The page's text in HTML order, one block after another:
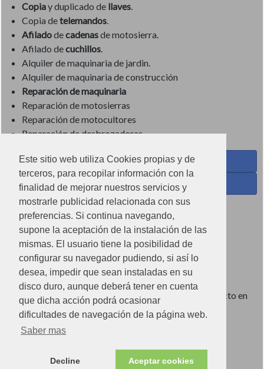
Este sitio web utiliza Cookies propias y de
terceros, para recopilar información con la
finalidad de mejorar nuestros servicios y
mostrarle publicidad relacionada con sus
preferencias. Si continua navegando,
supone la aceptación de la instalación de las
mismas. El usuario tiene la posibilidad de
configurar su navegador pudiendo, si así lo
desea, impedir que sean instaladas en su
disco duro, aunque deberá tener en cuenta
que dicha acción podrá ocasionar
dificultades de navegación de la página web.
Saber mas
Decline Aceptar cookies
Copiay duplicado de llaves.
Copia detelemandos.
Afiladodecadenasde motosierra.
Afilado decuchillos.
Alquiler de maquinaria de jardin.
Alquiler de maquinaria de construcción
Reparación de maquinaria
Reparación de motosierras
Reparación de motocultores
Reparación de desbrozadoras
Coses de Cuina - Menaje y hogar en Facebook
Ferreteria Torrandell en Facebook
Coses de Cuina en Instagram
Condiciones de uso
Poítica de redes sociales
Política de cookies
Imágenes no contractuales, pueden diferir de producto en
tienda.